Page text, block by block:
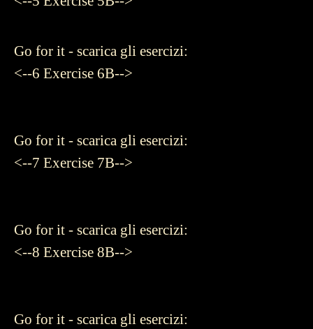
Go for it - scarica gli esercizi:
<--6 Exercise 6B-->
Go for it - scarica gli esercizi:
<--7 Exercise 7B-->
Go for it - scarica gli esercizi:
<--8 Exercise 8B-->
Go for it - scarica gli esercizi: